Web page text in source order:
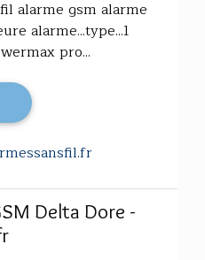
alarme gsm alarme
alarme...type...1
pro...
Delta Dore -